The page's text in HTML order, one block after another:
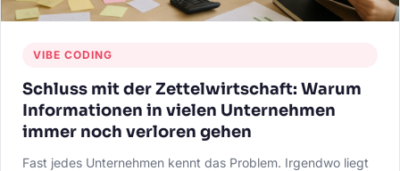
VIBE CODING
Schluss mit der Zettelwirtschaft: Warum
Informationen in vielen Unternehmen
immer noch verloren gehen
Fast jedes Unternehmen kennt das Problem. Irgendwo liegt